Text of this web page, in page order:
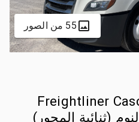
55 من الصور
2020 Freightliner
(ثنائية المحور)